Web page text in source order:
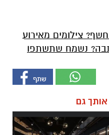
צילומים מאירוע
נשמח שתשתפו
אותך גם